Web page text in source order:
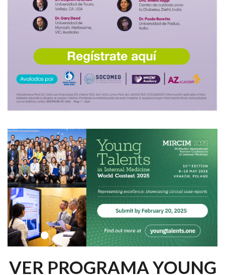
VER PROGRAMA YOUNG